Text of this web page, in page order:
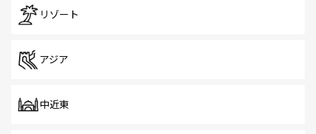
リゾート
アジア
中近東